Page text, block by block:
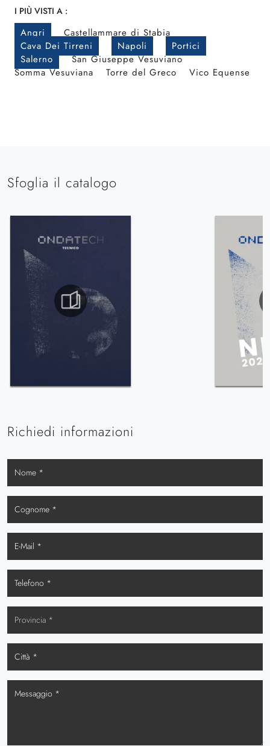
I PIÙ VISTI A :
Angri
Castellammare di Stabia
Cava Dei Tirreni
Napoli
Portici
Salerno
San Giuseppe Vesuviano
Somma Vesuviana
Torre del Greco Vico Equense
Sfoglia il catalogo
Richiedi informazioni